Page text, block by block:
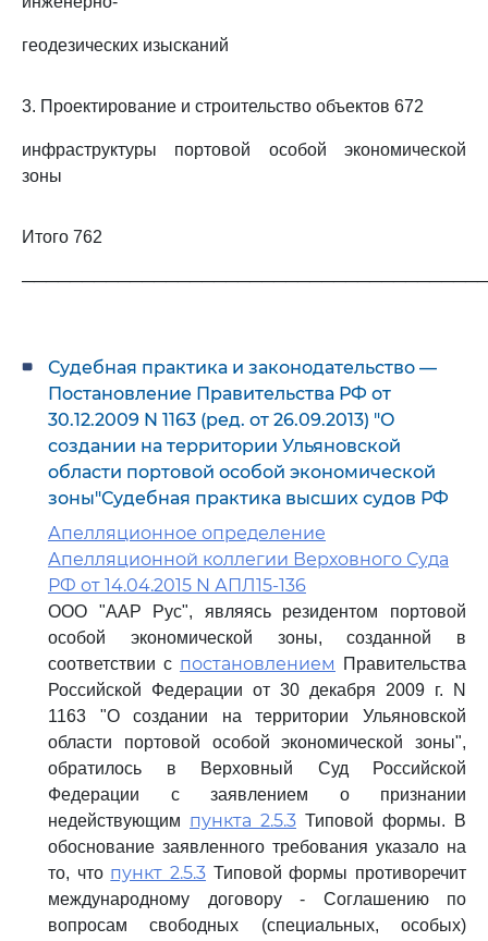
геодезических изысканий
3. Проектирование и строительство объектов 672
инфраструктуры портовой особой экономической
зоны
Итого 762
Судебная практика и законодательство —
Постановление Правительства РФ от
30.12.2009 N 1163 (ред. от 26.09.2013) "О
создании на территории Ульяновской
области портовой особой экономической
зоны"Судебная практика высших судов РФ
Апелляционное определение
Апелляционной коллегии Верховного Суда
РФ от 14.04.2015 N АПЛ15-136
ООО "ААР Рус", являясь резидентом портовой
особой экономической зоны, созданной в
соответствии с постановлением
Правительства
Российской Федерации от 30 декабря 2009 г. N
1163 "О создании на территории Ульяновской
области портовой особой экономической зоны",
обратилось в Верховный Суд Российской
Федерации с заявлением о признании
недействующим пункта 2.5.3 Типовой формы. В
обоснование заявленного требования указало на
то, что пункт 2.5.3 Типовой формы противоречит
международному договору - Соглашению по
вопросам свободных (специальных, особых)